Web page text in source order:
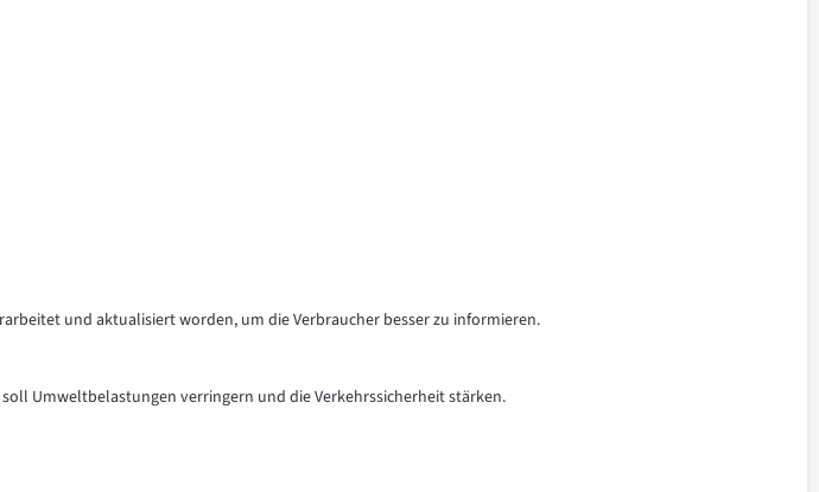
und aktualisiert worden, um die Verbraucher besser zu informieren.
Umweltbelastungen verringern und die Verkehrssicherheit stärken.